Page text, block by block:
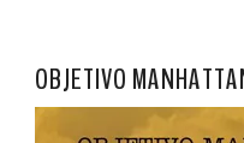
OBJETIVO